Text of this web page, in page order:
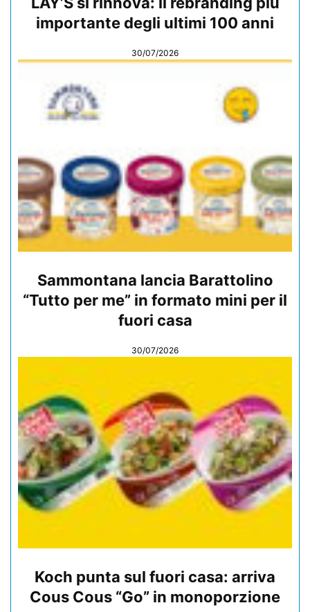
importante degli ultimi 100 anni
30/07/2026
Sammontana lancia Barattolino
“Tutto per me” in formato mini per il
fuori casa
30/07/2026
Koch punta sul fuori casa: arriva
Cous Cous “Go” in monoporzione